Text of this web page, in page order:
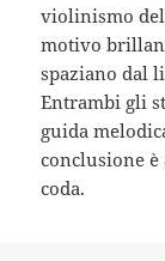
violinismo
motivo
spaziano dal
Entrambi gli
guida
conclusione
coda.